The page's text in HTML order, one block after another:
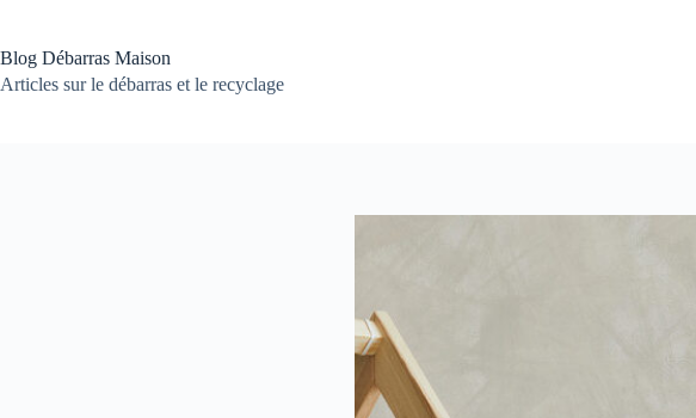
contenu
Blog Débarras Maison
Articles sur le débarras et le recyclage